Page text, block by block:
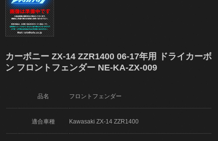
カーボニー ZX-14 ZZR1400 06-17年用 ドライカーボ
ン フロントフェンダー NE-KA-ZX-009
品名 フロントフェンダー
適合車種 Kawasaki ZX-14 ZZR1400